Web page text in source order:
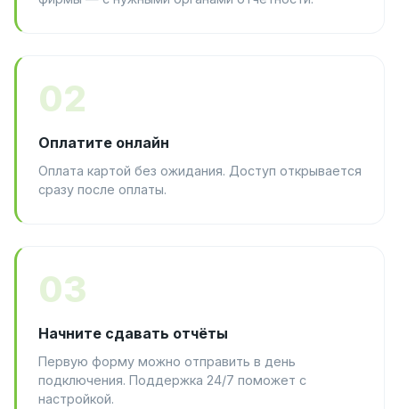
02
Оплатите онлайн
Оплата картой без ожидания. Доступ открывается
сразу после оплаты.
03
Начните сдавать отчёты
Первую форму можно отправить в день
подключения. Поддержка 24/7 поможет с
настройкой.